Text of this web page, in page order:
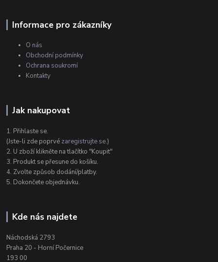
Informace pro zákazníky
O nás
Obchodní podmínky
Ochrana soukromí
Kontakty
Jak nakupovat
1. Přihlaste se.
(Jste-li zde poprvé zaregistrujte se.)
2. U zboží klikněte na tlačítko "Koupit"
3. Produkt se přesune do košíku.
4. Zvolte způsob dodání/platby.
5. Dokončete objednávku.
Kde nás najdete
Náchodská 2793
Praha 20 - Horní Počernice
193 00